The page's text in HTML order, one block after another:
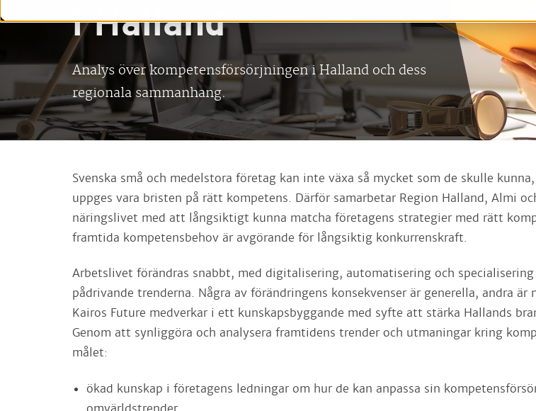
i Halland
Analys över kompetensförsörjningen i Halland och dess
regionala sammanhang.
Svenska små och medelstora företag kan inte växa så mycket som de skulle
uppges vara bristen på rätt kompetens. Därför samarbetar Region Halland, Almi
näringslivet med att långsiktigt kunna matcha företagens strategier med rätt
framtida kompetensbehov är avgörande för långsiktig konkurrenskraft.
Arbetslivet förändras snabbt, med digitalisering, automatisering och specialisering
pådrivande trenderna. Några av förändringens konsekvenser är generella, andra är
Kairos Future medverkar i ett kunskapsbyggande med syfte att stärka Hallands
Genom att synliggöra och analysera framtidens trender och utmaningar kring
målet:
ökad kunskap i företagens ledningar om hur de kan anpassa sin